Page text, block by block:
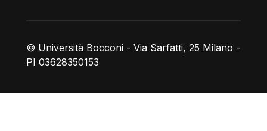
© Università Bocconi - Via Sarfatti, 25 Milano -
PI 03628350153